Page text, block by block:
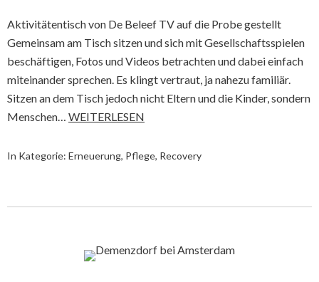
Aktivitätentisch von De Beleef TV auf die Probe gestellt
Gemeinsam am Tisch sitzen und sich mit Gesellschaftsspielen
beschäftigen, Fotos und Videos betrachten und dabei einfach
miteinander sprechen. Es klingt vertraut, ja nahezu familiär.
Sitzen an dem Tisch jedoch nicht Eltern und die Kinder, sondern
Menschen… WEITERLESEN
In Kategorie: Erneuerung, Pflege, Recovery